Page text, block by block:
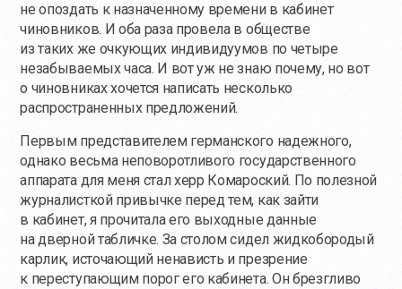
не опоздать к назначенному времени в кабинет
чиновников. И оба раза провела в обществе
из таких же очкующих индивидуумов по четыре
незабываемых часа. И вот уж не знаю почему, но вот
о чиновниках хочется написать несколько
распространенных предложений.
Первым представителем германского надежного,
однако весьма неповоротливого государственного
аппарата для меня стал херр Комароский. По полезной
журналисткой привычке перед тем, как зайти
в кабинет, я прочитала его выходные данные
на дверной табличке. За столом сидел жидкобородый
карлик, источающий ненависть и презрение
к переступающим порог его кабинета. Он брезгливо